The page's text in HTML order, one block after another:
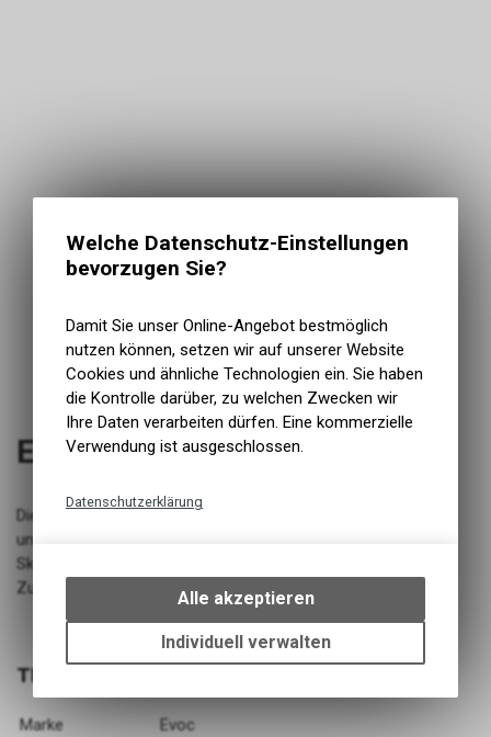
Evoc BMX Travel Bag
Die BMX TRAVEL BAG bietet optimalen Schutz für dein BMX
unterwegs bei gleichzeitig geringem Gewicht. Laufradfach
Skaterollen (leichtlaufend, geräuscharm, austauschbar)
Zusammenfaltbar auf: 133 x 30 x 22 cm
TECHNISCHE DATEN
Marke
Evoc
Welche Datenschutz-Einstellungen
bevorzugen Sie?
Damit Sie unser Online-Angebot bestmöglich
nutzen können, setzen wir auf unserer Website
Cookies und ähnliche Technologien ein. Sie haben
die Kontrolle darüber, zu welchen Zwecken wir
Ihre Daten verarbeiten dürfen. Eine kommerzielle
Verwendung ist ausgeschlossen.
Datenschutzerklärung
bestimmte Interaktionen und
Einstellungen auf Ihrem Gerät,
um die grundlegenden
Funktionen unseres Online-
ermöglichen. Bitte beachten Sie,
Alle akzeptieren
Individuell verwalten